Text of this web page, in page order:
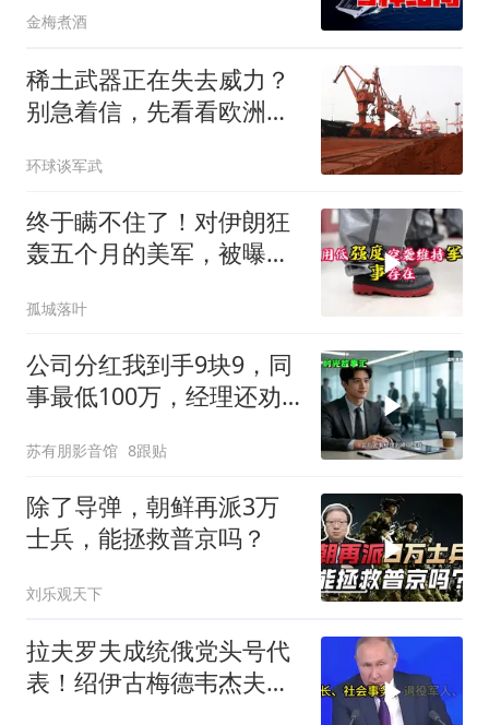
金梅煮酒
稀土武器正在失去威力？
别急着信，先看看欧洲军
环球谈军武
终于瞒不住了！对伊朗狂
轰五个月的美军，被曝出
孤城落叶
公司分红我到手9块9，同
事最低100万，经理还劝
苏有朋影音馆 8跟贴
除了导弹，朝鲜再派3万
士兵，能拯救普京吗？
刘乐观天下
拉夫罗夫成统俄党头号代
表！绍伊古梅德韦杰夫双